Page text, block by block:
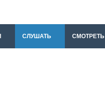
СЛУШАТЬ СМОТРЕТЬ